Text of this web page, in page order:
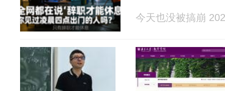
今天也没被搞崩